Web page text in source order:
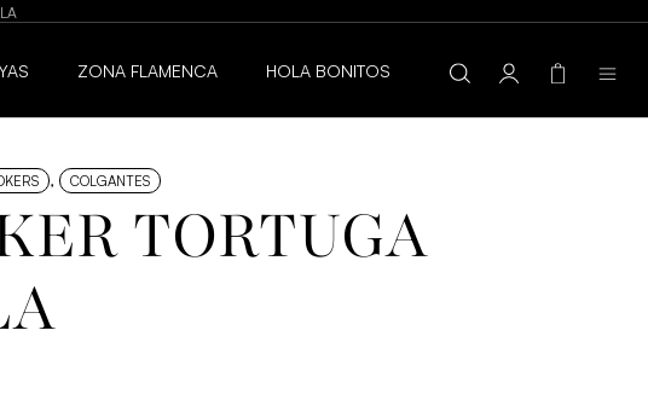
AL AGUA
ZONA FLAMENCA HOLA BONITOS
, COLGANTES
TORTUGA